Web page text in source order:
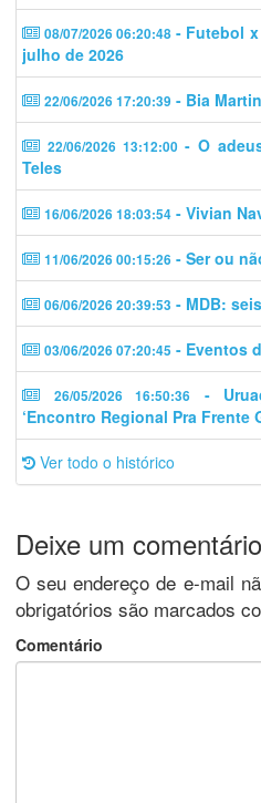
08/07/2026 06:20:48 - Futebol
julho de 2026
22/06/2026 17:20:39 - Bia
22/06/2026 13:12:00- O
Teles
16/06/2026 18:03:54 - Vivian
11/06/2026 00:15:26 - Ser ou
06/06/2026 20:39:53 - MDB:
03/06/2026 07:20:45 - Eventos
26/05/2026 16:50:36
-
‘Encontro Regional Pra Frente
Ver todo o histórico
Deixe um comentário
O seu endereço de e-mail
obrigatórios são marcados
Comentário